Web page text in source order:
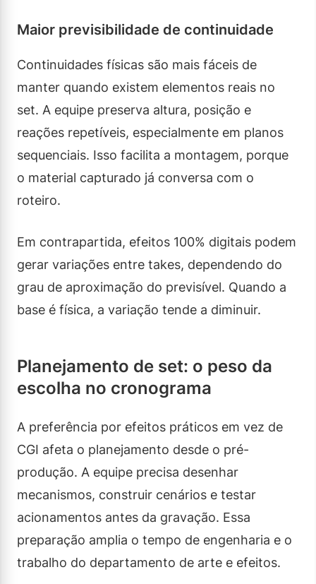
Maior previsibilidade de continuidade
Continuidades físicas são mais fáceis de
manter quando existem elementos reais no
set. A equipe preserva altura, posição e
reações repetíveis, especialmente em planos
sequenciais. Isso facilita a montagem, porque
o material capturado já conversa com o
roteiro.
Em contrapartida, efeitos 100% digitais podem
gerar variações entre takes, dependendo do
grau de aproximação do previsível. Quando a
base é física, a variação tende a diminuir.
Planejamento de set: o peso da
escolha no cronograma
A preferência por efeitos práticos em vez de
CGI afeta o planejamento desde o pré-
produção. A equipe precisa desenhar
mecanismos, construir cenários e testar
acionamentos antes da gravação. Essa
preparação amplia o tempo de engenharia e o
trabalho do departamento de arte e efeitos.